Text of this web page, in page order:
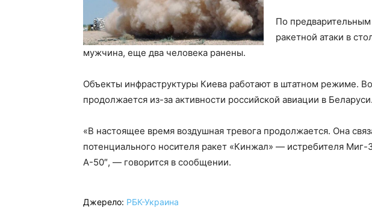
По предварительным
ракетной атаки в
мужчина, еще два человека ранены.
Объекты инфраструктуры Киева работают в штатном режиме.
продолжается из-за активности российской авиации в Беларуси.
«В настоящее время воздушная тревога продолжается. Она
потенциального носителя ракет «Кинжал» — истребителя Миг-
А-50″, — говорится в сообщении.
Джерело: РБК-Украина